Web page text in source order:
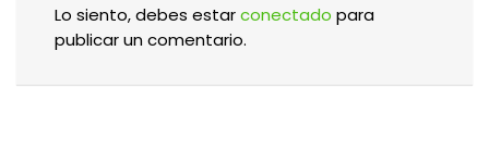
Lo siento, debes estarconectado para
publicar un comentario.